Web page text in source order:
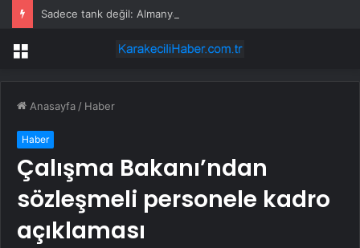
Menü
Anasayfa / Haber
Haber
Çalışma Bakanı’ndan
sözleşmeli personele kadro
açıklaması